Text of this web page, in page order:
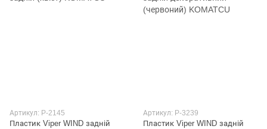
Артикул: P-2145
Пластик Viper WIND задній
Артикул: P-3239
Пластик Viper WIND задній